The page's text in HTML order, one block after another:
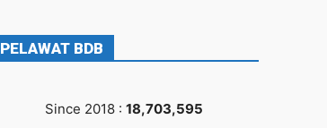
PELAWAT BDB
Since 2018 : 18,703,595